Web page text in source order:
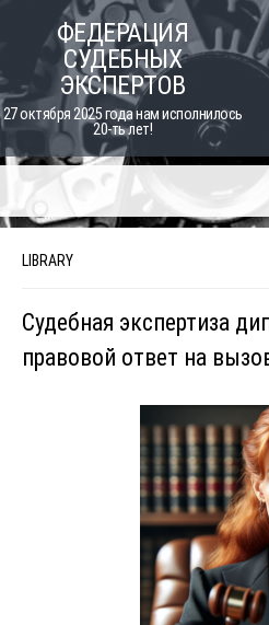
content
ФЕДЕРАЦИЯ
СУДЕБНЫХ
ЭКСПЕРТОВ
27 октября 2025 года нам исполнилось
20-ть лет!
LIBRARY
Судебная экспертиза
правовой ответ на